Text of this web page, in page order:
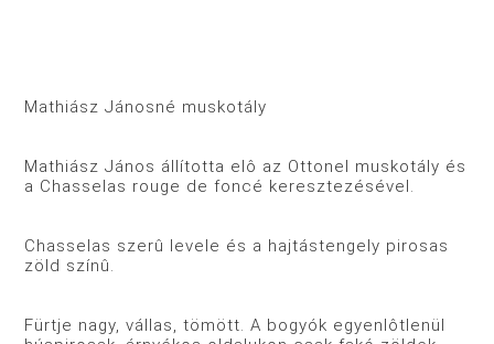
Mathiász Jánosné muskotály
Mathiász János állította elô az Ottonel muskotály és
a Chasselas rouge de foncé keresztezésével.
Chasselas szerû levele és a hajtástengely pirosas
zöld színû.
Fürtje nagy, vállas, tömött. A bogyók egyenlôtlenül